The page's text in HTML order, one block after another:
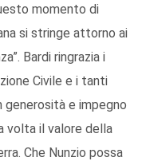
momento di
si stringe attorno ai
Bardi ringrazia i
Civile e i tanti
generosità e impegno
volta il valore della
Che Nunzio possa